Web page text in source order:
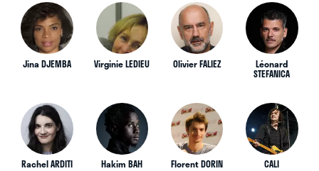
Jina DJEMBA Virginie LEDIEU Olivier FALIEZ Léonard
STEFANICA
Rachel ARDITI Hakim BAH Florent DORIN CALI